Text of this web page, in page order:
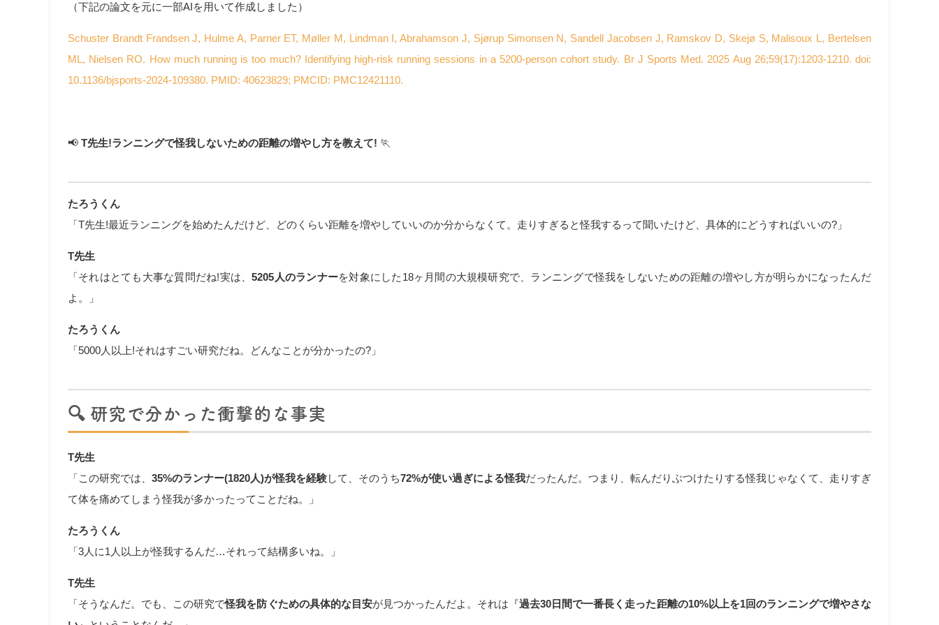
（下記の論文を元に一部AIを用いて作成しました）
Schuster Brandt Frandsen J, Hulme A, Parner ET, Møller M, Lindman I, Abrahamson J, Sjørup Simonsen N, Sandell Jacobsen J, Ramskov D, Skejø S, Malisoux L, Bertelsen
ML, Nielsen RO. How much running is too much? Identifying high-risk running sessions in a 5200-person cohort study. Br J Sports Med. 2025 Aug 26;59(17):1203-1210. doi:
10.1136/bjsports-2024-109380. PMID: 40623829; PMCID: PMC12421110.
📢 T先生!ランニングで怪我しないための距離の増やし方を教えて! 🏃
たろうくん
「T先生!最近ランニングを始めたんだけど、どのくらい距離を増やしていいのか分からなくて。走りすぎると怪我するって聞いたけど、具体的にどうすればいいの?」
T先生
「それはとても大事な質問だね!実は、5205人のランナーを対象にした18ヶ月間の大規模研究で、ランニングで怪我をしないための距離の増やし方が明らかになったんだ
よ。」
たろうくん
「5000人以上!それはすごい研究だね。どんなことが分かったの?」
🔍 研究で分かった衝撃的な事実
T先生
「この研究では、 35%のランナー(1820人)が怪我を経験して、そのうち72%が使い過ぎによる怪我だったんだ。つまり、転んだりぶつけたりする怪我じゃなくて、走りすぎ
て体を痛めてしまう怪我が多かったってことだね。」
たろうくん
「3人に1人以上が怪我するんだ…それって結構多いね。」
T先生
「そうなんだ。でも、この研究で怪我を防ぐための具体的な目安が見つかったんだよ。それは『過去30日間で一番長く走った距離の10%以上を1回のランニングで増やさな